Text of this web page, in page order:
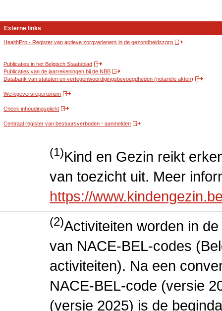
Externe links
HealthPro - Register van actieve zorgverleners in de gezondheidszorg
Publicaties in het Belgisch Staatsblad
Publicaties van de jaarrekeningen bij de NBB
Databank van statuten en vertegenwoordigingsbevoegdheden (notariële akten)
Werkgeversrepertorium
Check inhoudingsplicht
Centraal register van bestuursverboden - aanmelden
(1)Kind en Gezin reikt
van toezicht uit. Meer
https://
(2)Activiteiten worden in
van NACE-BEL-codes
activiteiten). Na een
NACE-BEL-code (versie
(versie 2025) is de